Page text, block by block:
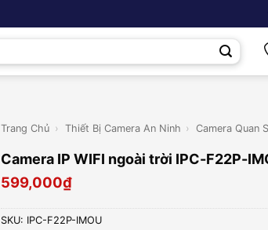
Trang Chủ › Thiết Bị Camera An Ninh › Camera Quan
Camera IP WIFI ngoài trời IPC-F22P-
599,000₫
SKU: IPC-F22P-IMOU